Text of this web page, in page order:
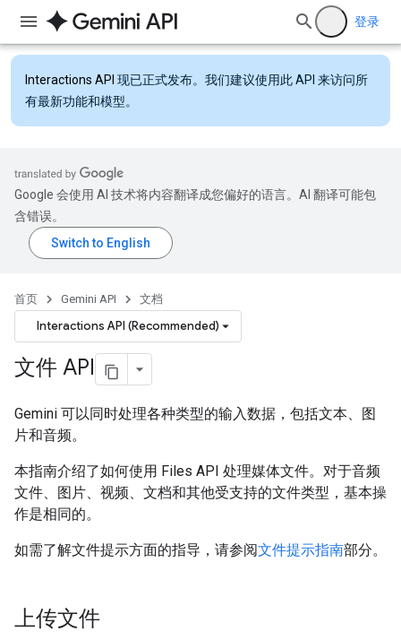
登录
Interactions API 现已正式发布。我们建议使用此 API 来访问所
有最新功能和模型。
Google 会使用 AI 技术将内容翻译成您偏好的语言。AI 翻译可能包
含错误。
首页 Gemini API 文档
Interactions API (Recommended)
文件 API
Gemini 可以同时处理各种类型的输入数据，包括文本、图
片和音频。
本指南介绍了如何使用 Files API 处理媒体文件。对于音频
文件、图片、视频、文档和其他受支持的文件类型，基本操
作是相同的。
如需了解文件提示方面的指导，请参阅文件提示指南部分。
上传文件